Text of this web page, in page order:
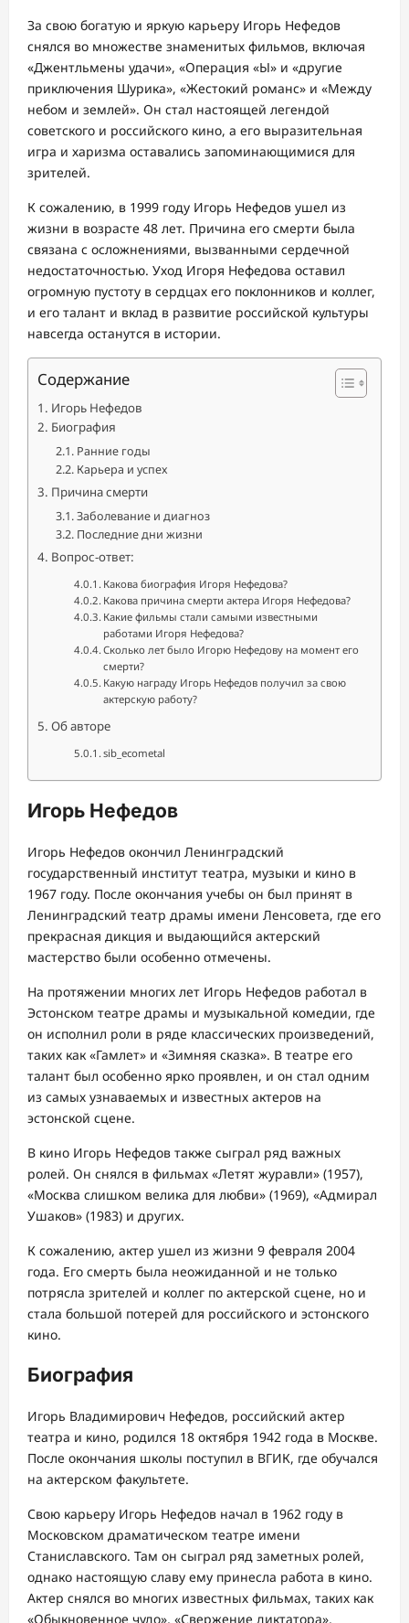
За свою богатую и яркую карьеру Игорь Нефедов
снялся во множестве знаменитых фильмов, включая
«Джентльмены удачи», «Операция «Ы» и «другие
приключения Шурика», «Жестокий романс» и «Между
небом и землей». Он стал настоящей легендой
советского и российского кино, а его выразительная
игра и харизма оставались запоминающимися для
зрителей.
К сожалению, в 1999 году Игорь Нефедов ушел из
жизни в возрасте 48 лет. Причина его смерти была
связана с осложнениями, вызванными сердечной
недостаточностью. Уход Игоря Нефедова оставил
огромную пустоту в сердцах его поклонников и коллег,
и его талант и вклад в развитие российской культуры
навсегда останутся в истории.
Содержание
Игорь Нефедов
Биография
Ранние годы
Карьера и успех
Причина смерти
Заболевание и диагноз
Последние дни жизни
Вопрос-ответ:
Какова биография Игоря Нефедова?
Какова причина смерти актера Игоря Нефедова?
Какие фильмы стали самыми известными
работами Игоря Нефедова?
Сколько лет было Игорю Нефедову на момент его
смерти?
Какую награду Игорь Нефедов получил за свою
актерскую работу?
Об авторе
sib_ecometal
Игорь Нефедов
Игорь Нефедов окончил Ленинградский
государственный институт театра, музыки и кино в
1967 году. После окончания учебы он был принят в
Ленинградский театр драмы имени Ленсовета, где его
прекрасная дикция и выдающийся актерский
мастерство были особенно отмечены.
На протяжении многих лет Игорь Нефедов работал в
Эстонском театре драмы и музыкальной комедии, где
он исполнил роли в ряде классических произведений,
таких как «Гамлет» и «Зимняя сказка». В театре его
талант был особенно ярко проявлен, и он стал одним
из самых узнаваемых и известных актеров на
эстонской сцене.
В кино Игорь Нефедов также сыграл ряд важных
ролей. Он снялся в фильмах «Летят журавли» (1957),
«Москва слишком велика для любви» (1969), «Адмирал
Ушаков» (1983) и других.
К сожалению, актер ушел из жизни 9 февраля 2004
года. Его смерть была неожиданной и не только
потрясла зрителей и коллег по актерской сцене, но и
стала большой потерей для российского и эстонского
кино.
Биография
Игорь Владимирович Нефедов, российский актер
театра и кино, родился 18 октября 1942 года в Москве.
После окончания школы поступил в ВГИК, где обучался
на актерском факультете.
Свою карьеру Игорь Нефедов начал в 1962 году в
Московском драматическом театре имени
Станиславского. Там он сыграл ряд заметных ролей,
однако настоящую славу ему принесла работа в кино.
Актер снялся во многих известных фильмах, таких как
«Обыкновенное чудо», «Свержение диктатора»,